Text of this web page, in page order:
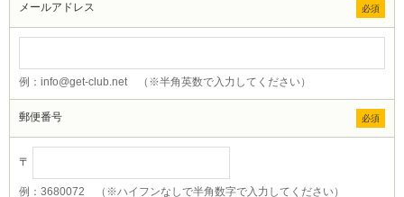
必須
メールアドレス
例：info@get-club.net （※半角英数で入力してください）
必須
郵便番号
〒
例：3680072 （※ハイフンなしで半角数字で入力してください）